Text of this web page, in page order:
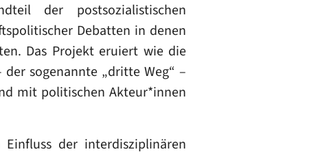
der postsozialistischen
Debatten in denen
Das Projekt eruiert wie die
sogenannte „dritte Weg“ –
mit politischen Akteur*innen
der interdisziplinären